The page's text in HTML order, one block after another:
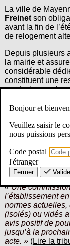
La ville de
Freinet son
avant la fin de
de relogement
Depuis plusieurs
la mairie et
considérable
constituent une
portée
pédagogique
Mayenne :
(édition
Le cœur du
conservation de
Moullé, le
«Une
l’établissement
normes
(isolés) ou vidés
avis positif de
jusqu’à la
acte. » (Lire la
Bonjour et
Veuillez saisir le
nous puissions
Code postal
l'étranger
Fermer